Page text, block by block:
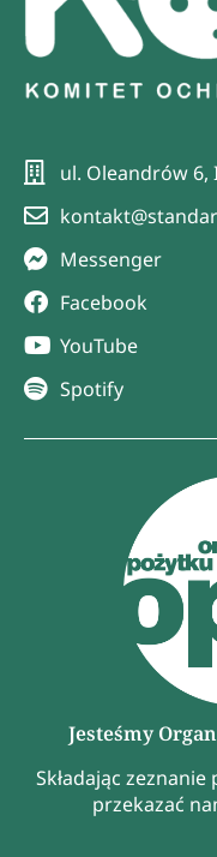
ul. Oleandrów 6,
Messenger
Facebook
YouTube
Spotify
Jesteśmy
Składając
przekazać